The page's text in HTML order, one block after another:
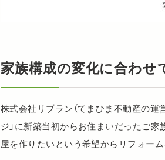
家族構成の変化に合わせ
株式会社リブラン（てまひま不動産の運
ジ」に新築当初からお住まいだったご
屋を作りたいという希望からリフォー